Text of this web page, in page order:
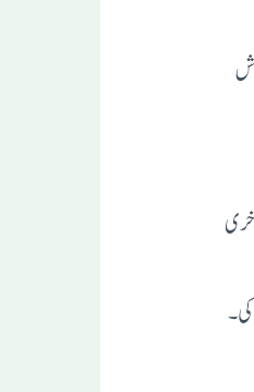
امسال حفظ ِقرآن کریم مکمل کرنے والے۲۷۵/ خوش
مقدس کی آخری